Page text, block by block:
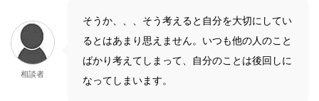
相談者
そうか、、、そう考えると自分を大切にしてい
るとはあまり思えません。いつも他の人のこと
ばかり考えてしまって、自分のことは後回しに
なってしまいます。